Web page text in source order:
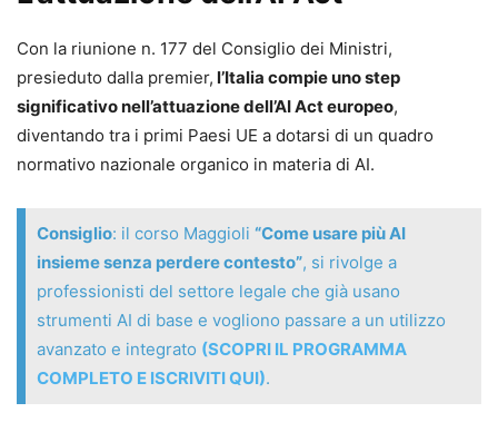
intelligenza artificiale.
dalla nuova legge, che è intervenuta anche sul codice
civile, sul codice di procedura civile e sul codice penale,
introducendo nuove fattispecie di reato. La puntuale
analisi della riforma e il confronto con le fonti europee (l’AI
Act e il GDPR) sono accompagnati da schemi e tabelle, e
Vincenzo Franceschelli
Come professore straordinario prima, e poi come
ordinario, ha insegnato nelle Università di Trieste, Siena,
Parma, Milano e Milano Bicocca. È Vicepresidente del
CNU - Consiglio Nazionale degli Utenti presso l’AGCom
Con la riunione n. 177 del Consiglio dei Ministri,
presieduto dalla premier, l’Italia compie uno step
significativo nell’attuazione dell’AI Act europeo,
diventando tra i primi Paesi UE a dotarsi di un quadro
normativo nazionale organico in materia di AI.
Consiglio: il corso Maggioli “Come usare più AI
insieme senza perdere contesto”, si rivolge a
professionisti del settore legale che già usano
strumenti AI di base e vogliono passare a un utilizzo
avanzato e integrato (SCOPRI IL PROGRAMMA
COMPLETO E ISCRIVITI QUI).